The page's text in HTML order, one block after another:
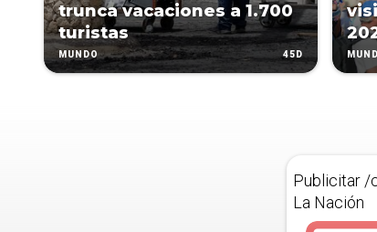
trunca vacaciones a 1.700
turistas
MUNDO 45D
Publicitar /
La Nación